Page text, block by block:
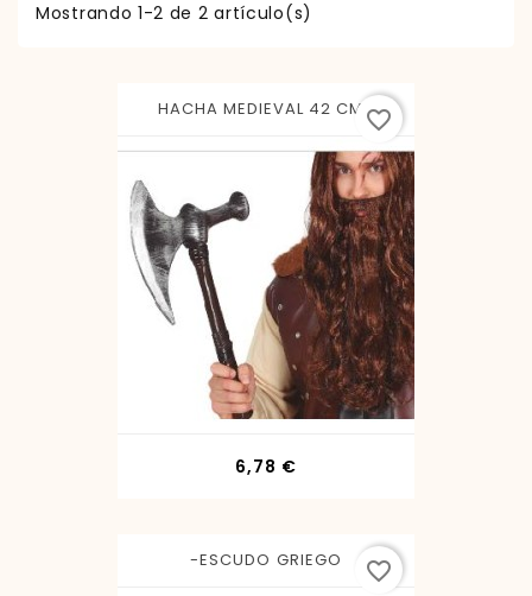
Mostrando 1-2 de 2 artículo(s)
HACHA MEDIEVAL 42 CMS
6,78 €Precio
favorite_border
-ESCUDO GRIEGO favorite_border